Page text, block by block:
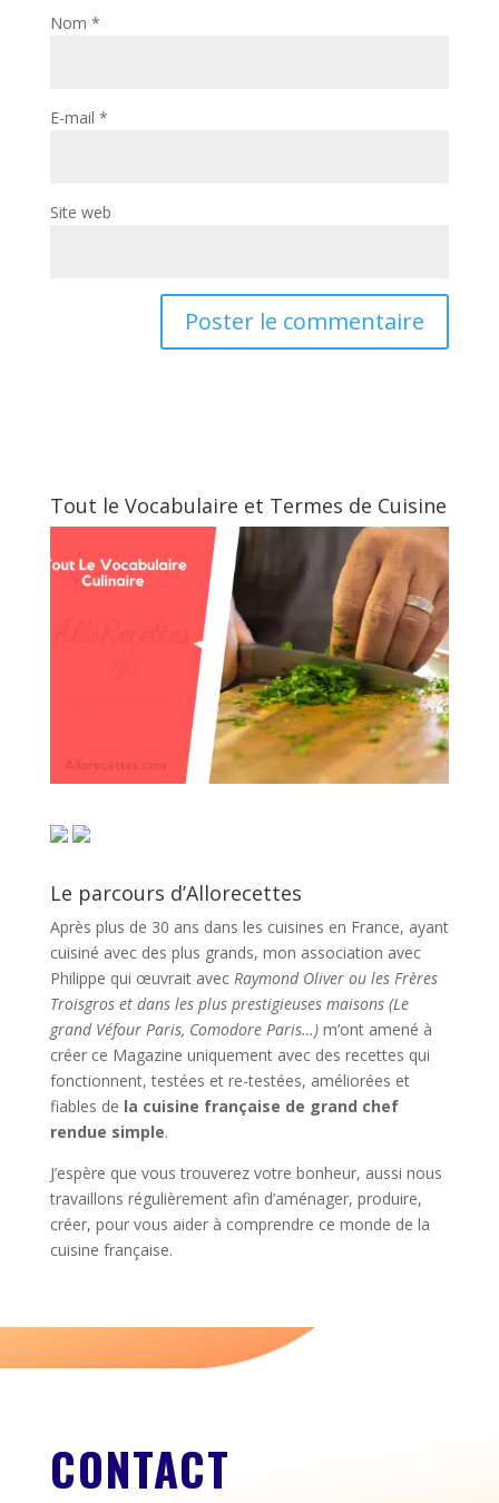
Nom *
E-mail *
Site web
Tout le Vocabulaire et Termes de Cuisine
Le parcours d’Allorecettes
Après plus de 30 ans dans les cuisines en France, ayant
cuisiné avec des plus grands, mon association avec
Philippe qui œuvrait avec Raymond Oliver ou les Frères
Troisgros et dans les plus prestigieuses maisons (Le
grand Véfour Paris, Comodore Paris…)m’ont amené à
créer ce Magazine uniquement avec des recettes qui
fonctionnent, testées et re-testées, améliorées et
fiables de la cuisine française de grand chef
rendue simple.
J’espère que vous trouverez votre bonheur, aussi nous
travaillons régulièrement afin d’aménager, produire,
créer, pour vous aider à comprendre ce monde de la
cuisine française.
CONTACT